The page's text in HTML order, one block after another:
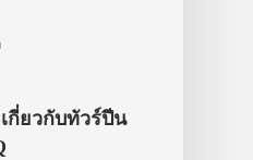
กี่ยวกับทัวร์ปีน